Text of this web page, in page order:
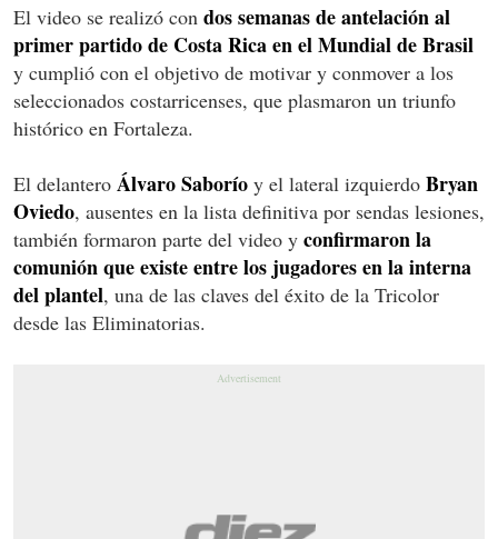
El video se realizó con dos semanas de antelación al
primer partido de Costa Rica en el Mundial de Brasil
y cumplió con el objetivo de motivar y conmover a los
seleccionados costarricenses, que plasmaron un triunfo
histórico en Fortaleza.
El delantero Álvaro Saborío y el lateral izquierdo Bryan
Oviedo, ausentes en la lista definitiva por sendas lesiones,
también formaron parte del video y confirmaron la
comunión que existe entre los jugadores en la interna
del plantel, una de las claves del éxito de la Tricolor
desde las Eliminatorias.